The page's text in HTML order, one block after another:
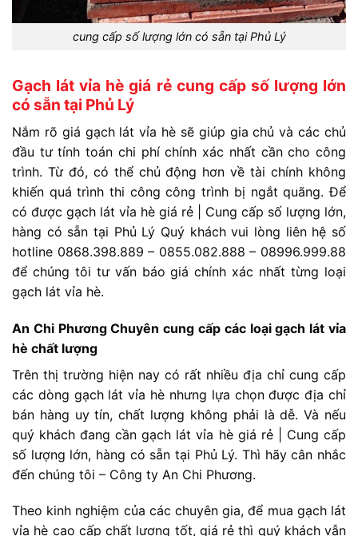
cung cấp số lượng lớn có sẵn tại Phủ Lý
Gạch lát vỉa hè giá rẻ cung cấp số lượng lớn
có sẵn tại Phủ Lý
Nắm rõ giá gạch lát vỉa hè sẽ giúp gia chủ và các chủ
đầu tư tính toán chi phí chính xác nhất cần cho công
trình. Từ đó, có thể chủ động hơn về tài chính không
khiến quá trình thi công công trình bị ngắt quãng. Để
có được gạch lát vỉa hè giá rẻ | Cung cấp số lượng lớn,
hàng có sẵn tại Phủ Lý Quý khách vui lòng liên hệ số
hotline 0868.398.889 – 0855.082.888 – 08996.999.88
để chúng tôi tư vấn báo giá chính xác nhất từng loại
gạch lát vỉa hè.
An Chi Phương Chuyên cung cấp các loại gạch lát vỉa
hè chất lượng
Trên thị trường hiện nay có rất nhiều địa chỉ cung cấp
các dòng gạch lát vỉa hè nhưng lựa chọn được địa chỉ
bán hàng uy tín, chất lượng không phải là dễ. Và nếu
quý khách đang cần gạch lát vỉa hè giá rẻ | Cung cấp
số lượng lớn, hàng có sẵn tại Phủ Lý. Thì hãy cân nhắc
đến chúng tôi – Công ty An Chi Phương.
Theo kinh nghiệm của các chuyên gia, để mua gạch lát
vỉa hè cao cấp chất lượng tốt, giá rẻ thì quý khách vẫn